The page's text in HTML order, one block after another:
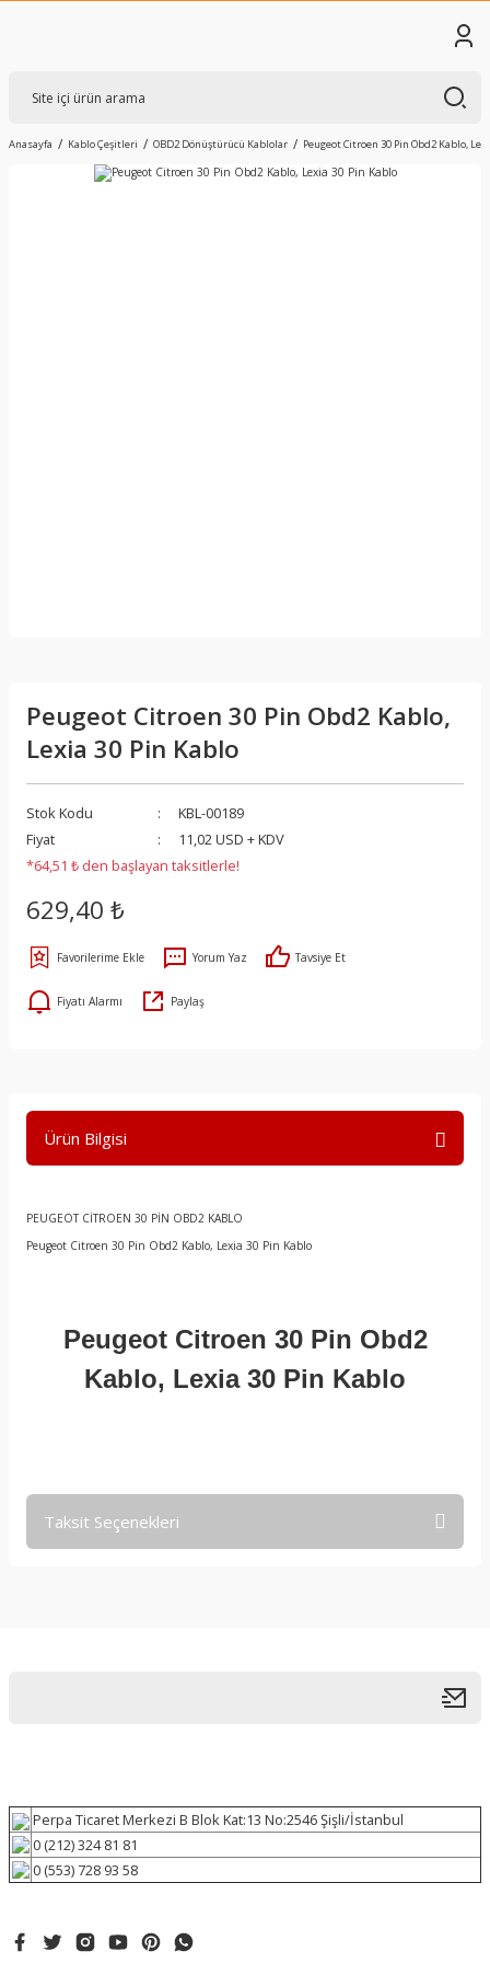
Anasayfa Kablo Çeşitleri OBD2 Dönüştürücü Kablolar Peugeot Citroen 30 Pin Obd2 Kablo,
Peugeot Citroen 30 Pin Obd2 Kablo,
Lexia 30 Pin Kablo
Stok Kodu
KBL-00189
Fiyat
11,02 USD + KDV
*64,51 ₺ den başlayan taksitlerle!
629,40 ₺
Yorum Yaz Tavsiye Et
Fiyatı Alarmı Paylaş
Ürün Bilgisi
PEUGEOT CİTROEN 30 PİN OBD2 KABLO
Peugeot Citroen 30 Pin Obd2 Kablo, Lexia 30 Pin Kablo
Peugeot Citroen 30 Pin Obd2
Kablo, Lexia 30 Pin Kablo
Taksit Seçenekleri
Perpa Ticaret Merkezi B Blok Kat:13 No:2546 Şişli/İstanbul
0 (212) 324 81 81
0 (553) 728 93 58